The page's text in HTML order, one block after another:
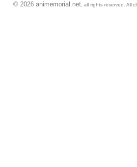
© 2026 animemorial.net , all rights reserved. All